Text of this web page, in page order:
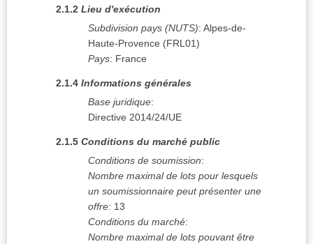
2.1.2 Lieu d'exécution
Subdivision pays (NUTS): Alpes-de-
Haute-Provence (FRL01)
Pays: France
2.1.4 Informations générales
Base juridique:
Directive 2014/24/UE
2.1.5 Conditions du marché public
Conditions de soumission:
Nombre maximal de lots pour lesquels
un soumissionnaire peut présenter une
offre: 13
Conditions du marché:
Nombre maximal de lots pouvant être